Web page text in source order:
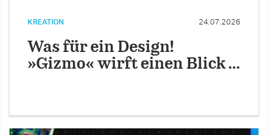
KREATION 24.07.2026
Was für ein Design!
»Gizmo« wirft einen Blick …